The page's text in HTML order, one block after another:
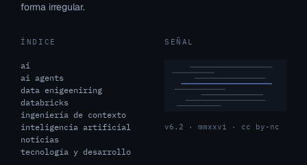
forma irregular.
ÍNDICE
ai
ai agents
data enigeeniring
databricks
ingeniería de contexto
inteligencia artificial
noticias
tecnología y desarrollo
SEÑAL
v6.2 · mmxxvi · cc by-nc